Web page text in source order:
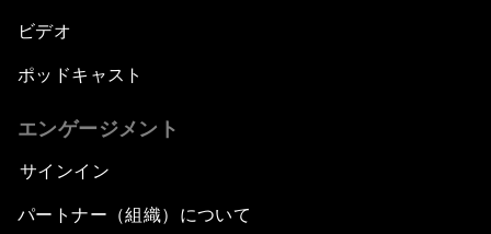
ビデオ
ポッドキャスト
エンゲージメント
サインイン
パートナー（組織）について